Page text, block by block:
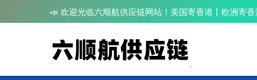
📣 欢迎光临六顺航供应链网站！美国寄香港丨欧洲寄